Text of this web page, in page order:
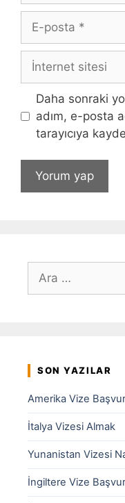
posta
İnternet
sitesi
Daha sonraki
adım, e-posta
tarayıcıya
için
SON YAZILAR
Amerika Vize
İtalya Vizesi Almak
Yunanistan Vizesi
İngiltere Vize